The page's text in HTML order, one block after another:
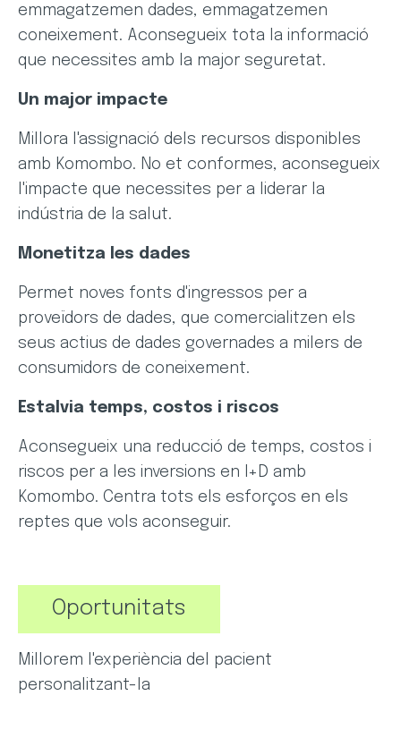
emmagatzemen dades, emmagatzemen
coneixement. Aconsegueix tota la informació
que necessites amb la major seguretat.
Un major impacte
Millora l'assignació dels recursos disponibles
amb Komombo. No et conformes, aconsegueix
l'impacte que necessites per a liderar la
indústria de la salut.
Monetitza les dades
Permet noves fonts d'ingressos per a
proveïdors de dades, que comercialitzen els
seus actius de dades governades a milers de
consumidors de coneixement.
Estalvia temps, costos i riscos
Aconsegueix una reducció de temps, costos i
riscos per a les inversions en I+D amb
Komombo. Centra tots els esforços en els
reptes que vols aconseguir.
Oportunitats
Millorem l'experiència del pacient
personalitzant-la